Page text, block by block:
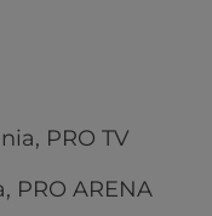
PRO TV
PRO ARENA